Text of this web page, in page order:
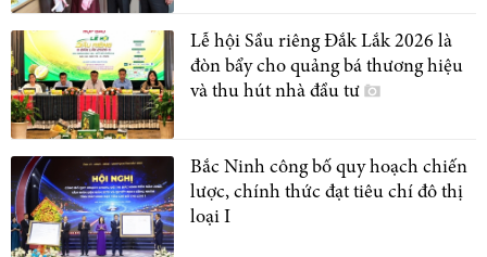
Lễ hội Sầu riêng Đắk Lắk 2026 là
đòn bẩy cho quảng bá thương hiệu
và thu hút nhà đầu tư
Bắc Ninh công bố quy hoạch chiến
lược, chính thức đạt tiêu chí đô thị
loại I